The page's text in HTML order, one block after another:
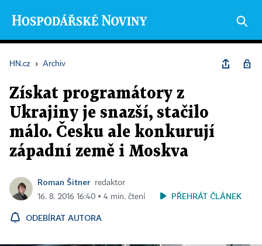
HN.cz › Archiv
Získat programátory z
Ukrajiny je snazší, stačilo
málo. Česku ale konkurují
západní země i Moskva
Roman Šitner
redaktor
16. 8. 2016 16:40 ▪ 4 min. čtení
PŘEHRÁT ČLÁNEK
ODEBÍRAT AUTORA